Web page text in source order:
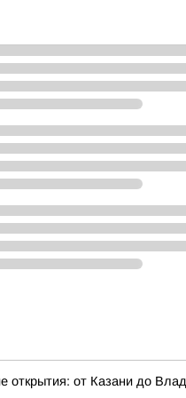
открытия: от Казани до